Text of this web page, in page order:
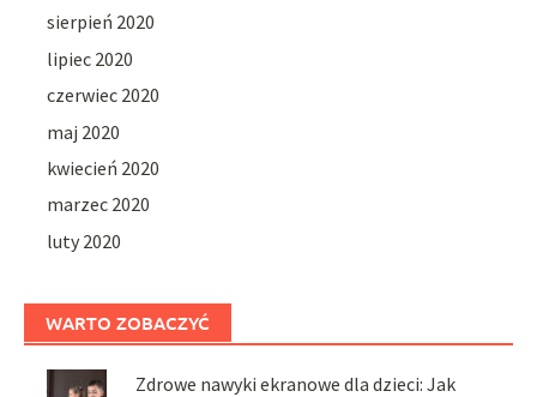
sierpień 2020
lipiec 2020
czerwiec 2020
maj 2020
kwiecień 2020
marzec 2020
luty 2020
WARTO ZOBACZYĆ
Zdrowe nawyki ekranowe dla dzieci: Jak